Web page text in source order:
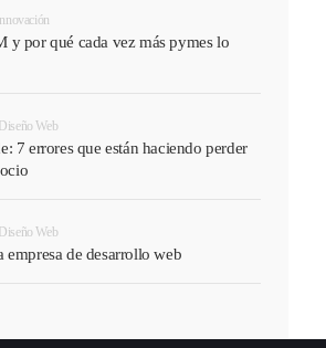
Innovación
y por qué cada vez más pymes lo
Diseño Web
7 errores que están haciendo perder
Diseño Web
empresa de desarrollo web